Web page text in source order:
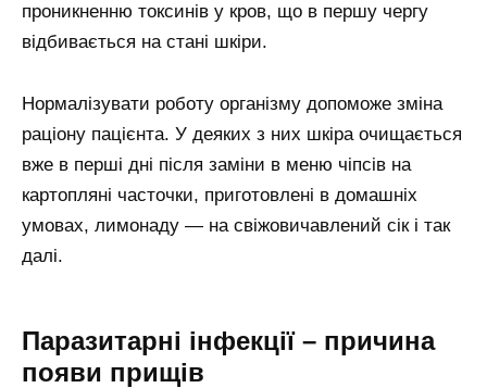
проникненню токсинів у кров, що в першу чергу
відбивається на стані шкіри.
Нормалізувати роботу організму допоможе зміна
раціону пацієнта. У деяких з них шкіра очищається
вже в перші дні після заміни в меню чіпсів на
картопляні часточки, приготовлені в домашніх
умовах, лимонаду — на свіжовичавлений сік і так
далі.
Паразитарні інфекції – причина
появи прищів